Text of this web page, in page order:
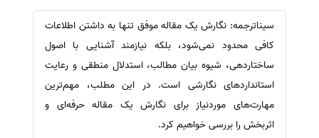
سیناترجمه: نگارش یک مقاله موفق تنها به داشتن اطلاعات
کافی محدود نمی‌شود، بلکه نیازمند آشنایی با اصول
ساختاردهی، شیوه بیان مطالب، استدلال منطقی و رعایت
استانداردهای نگارشی است. در این مطلب، مهم‌ترین
مهارت‌های موردنیاز برای نگارش یک مقاله حرفه‌ای و
اثربخش را بررسی خواهیم کرد.